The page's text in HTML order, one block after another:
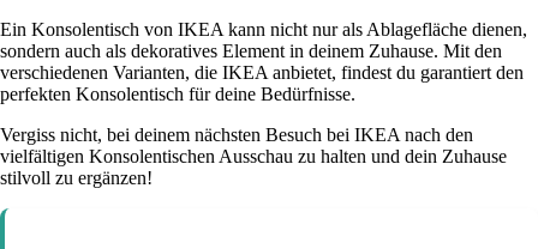
Ein Konsolentisch von IKEA kann nicht nur als Ablagefläche dienen,
sondern auch als dekoratives Element in deinem Zuhause. Mit den
verschiedenen Varianten, die IKEA anbietet, findest du garantiert den
perfekten Konsolentisch für deine Bedürfnisse.
Vergiss nicht, bei deinem nächsten Besuch bei IKEA nach den
vielfältigen Konsolentischen Ausschau zu halten und dein Zuhause
stilvoll zu ergänzen!